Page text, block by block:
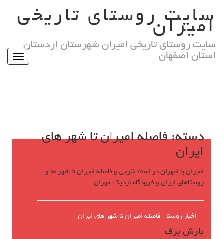
contentسایت روستای تاریخی
امیران
سایت روستای تاریخی امیران شهرستان اردستان
استان اصفهان Toggle
دسته:فاصله امیران تا شهر های
ایران
امیران یا امهران در اسنادخارجی و فاصله امیران تا شهر ها و
روستاهای ایران و فرودگاه نزدیک امهران
بارش برف
اخبار روستا فاصله امیران تا شهر های ایران